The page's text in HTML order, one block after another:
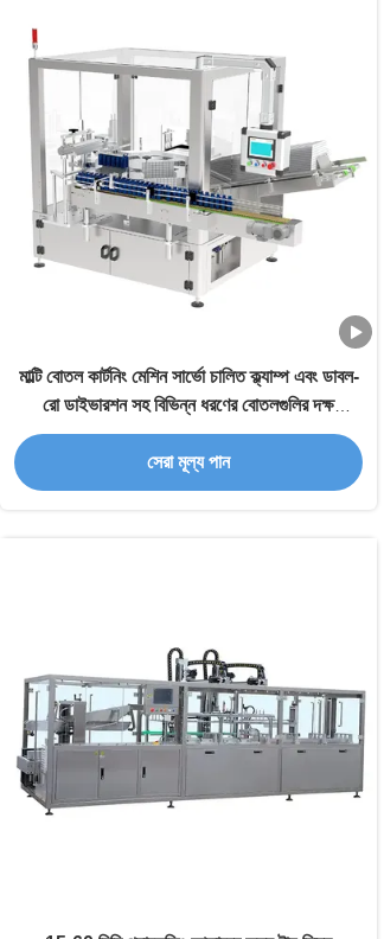
মাল্টি বোতল কার্টনিং মেশিন সার্ভো চালিত ক্ল্যাম্প এবং ডাবল-
রো ডাইভারশন সহ বিভিন্ন ধরণের বোতলগুলির দক্ষ
প্যাকেজিংয়ের জন্য
সেরা মূল্য পান